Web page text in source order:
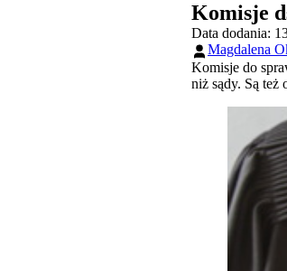
Komisje
Data dodania:
Magdalena
Komisje do
niż sądy. Są też